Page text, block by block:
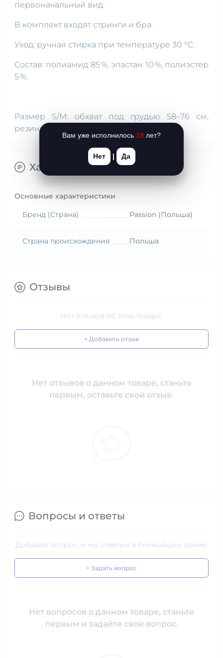
первоначальный вид.
В комплект входят стринги и бра.
Уход: ручная стирка при температуре 30 °C.
Состав: полиамид 85 %, эластан 10 %, полиэстер
5 %.
Размер S/M: обхват под грудью 58–76 см,
резинка стрингов 62–92 см.
Характеристики
Основные характеристики
Бренд (Страна) Passion (Польша)
Страна происхождения Польша
Отзывы
Нет отзывов об этом товаре.
+ Добавить отзыв
Нет отзывов о данном товаре, станьте
первым, оставьте свой отзыв.
Вопросы и ответы
Добавьте вопрос, и мы ответим в ближайшее время.
+ Задать вопрос
Нет вопросов о данном товаре, станьте
первым и задайте свой вопрос.
Вам уже исполнилось 18 лет?
Нет | Да